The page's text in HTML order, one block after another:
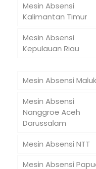
Mesin Absensi
Kalimantan Timur
Mesin Absensi
Kepulauan Riau
Mesin Absensi
Mesin Absensi
Nanggroe Aceh
Darussalam
Mesin Absensi NTT
Mesin Absensi